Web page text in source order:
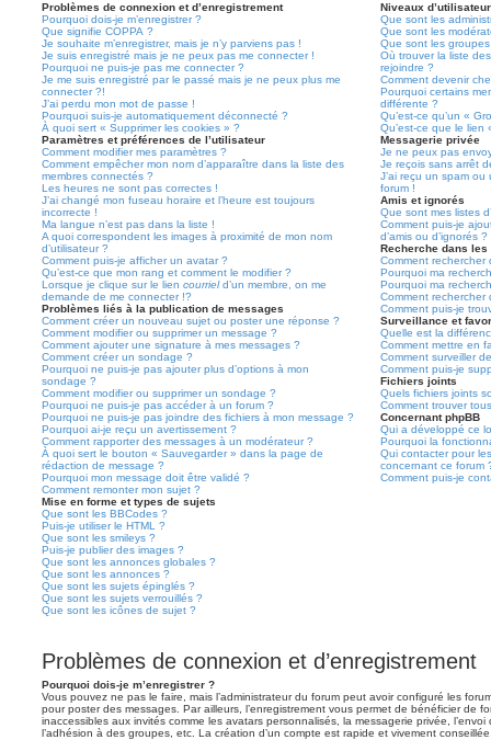
Problèmes de connexion et d’enregistrement
Pourquoi dois-je m’enregistrer ?
Que signifie COPPA ?
Je souhaite m’enregistrer, mais je n’y parviens pas !
Je suis enregistré mais je ne peux pas me connecter !
Pourquoi ne puis-je pas me connecter ?
Je me suis enregistré par le passé mais je ne peux plus me
connecter ?!
J’ai perdu mon mot de passe !
Pourquoi suis-je automatiquement déconnecté ?
À quoi sert « Supprimer les cookies » ?
Paramètres et préférences de l’utilisateur
Comment modifier mes paramètres ?
Comment empêcher mon nom d’apparaître dans la liste des
membres connectés ?
Les heures ne sont pas correctes !
J’ai changé mon fuseau horaire et l’heure est toujours
incorrecte !
Ma langue n’est pas dans la liste !
A quoi correspondent les images à proximité de mon nom
d’utilisateur ?
Comment puis-je afficher un avatar ?
Qu’est-ce que mon rang et comment le modifier ?
Lorsque je clique sur le lien courrield’un membre, on me
demande de me connecter !?
Problèmes liés à la publication de messages
Comment créer un nouveau sujet ou poster une réponse ?
Comment modifier ou supprimer un message ?
Comment ajouter une signature à mes messages ?
Comment créer un sondage ?
Pourquoi ne puis-je pas ajouter plus d’options à mon
sondage ?
Comment modifier ou supprimer un sondage ?
Pourquoi ne puis-je pas accéder à un forum ?
Pourquoi ne puis-je pas joindre des fichiers à mon message ?
Pourquoi ai-je reçu un avertissement ?
Comment rapporter des messages à un modérateur ?
À quoi sert le bouton « Sauvegarder » dans la page de
rédaction de message ?
Pourquoi mon message doit être validé ?
Comment remonter mon sujet ?
Mise en forme et types de sujets
Que sont les BBCodes ?
Puis-je utiliser le HTML ?
Que sont les smileys ?
Puis-je publier des images ?
Que sont les annonces globales ?
Que sont les annonces ?
Que sont les sujets épinglés ?
Que sont les sujets verrouillés ?
Que sont les icônes de sujet ?
Niveaux
Que sont les
Que sont les
Que sont les groupes
Où trouver la liste
rejoindre ?
Comment devenir
Pourquoi certains
différente ?
Qu’est-ce qu’un «
Qu’est-ce que le lien
Messagerie privée
Je ne peux pas
Je reçois sans arrêt
J’ai reçu un spam ou
forum !
Amis et ignorés
Que sont mes listes
Comment puis-je
d’amis ou d’ignorés ?
Recherche dans les
Comment rechercher
Pourquoi ma
Pourquoi ma
Comment rechercher
Comment puis-je
Surveillance et
Quelle est la
Comment mettre en
Comment surveiller
Comment puis-je
Fichiers joints
Quels fichiers joints
Comment trouver
Concernant phpBB
Qui a développé ce
Pourquoi la
Qui contacter pour
concernant ce forum
Comment puis-je
Problèmes de connexion et d’enregistrement
Pourquoi dois-je m’enregistrer ?
Vous pouvez ne pas le faire, mais l’administrateur du forum peut avoir configuré les
pour poster des messages. Par ailleurs, l’enregistrement vous permet de bénéficier de
inaccessibles aux invités comme les avatars personnalisés, la messagerie privée,
l’adhésion à des groupes, etc. La création d’un compte est rapide et vivement